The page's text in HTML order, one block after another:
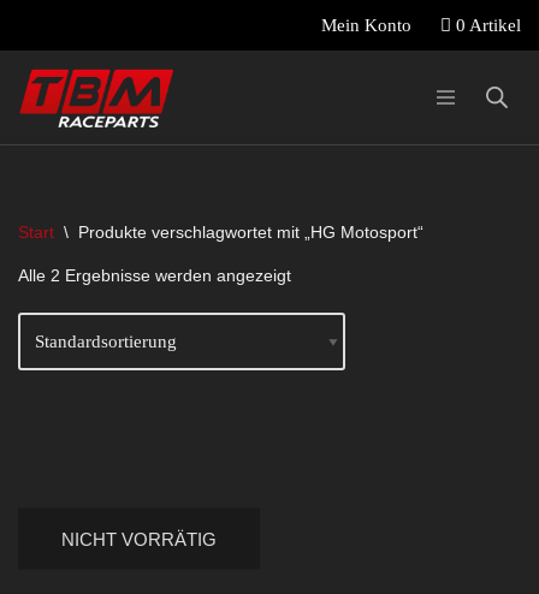
Zum
Inhalt
springen
Mein Konto 0 Artikel
Start \ Produkte verschlagwortet mit „HG Motosport“
Alle 2 Ergebnisse werden angezeigt
NICHT VORRÄTIG